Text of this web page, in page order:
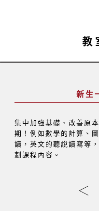
教
新生
集中加強基礎、改善原
期！例如數學的計算、
讀，英文的聽說讀寫等
劃課程內容。